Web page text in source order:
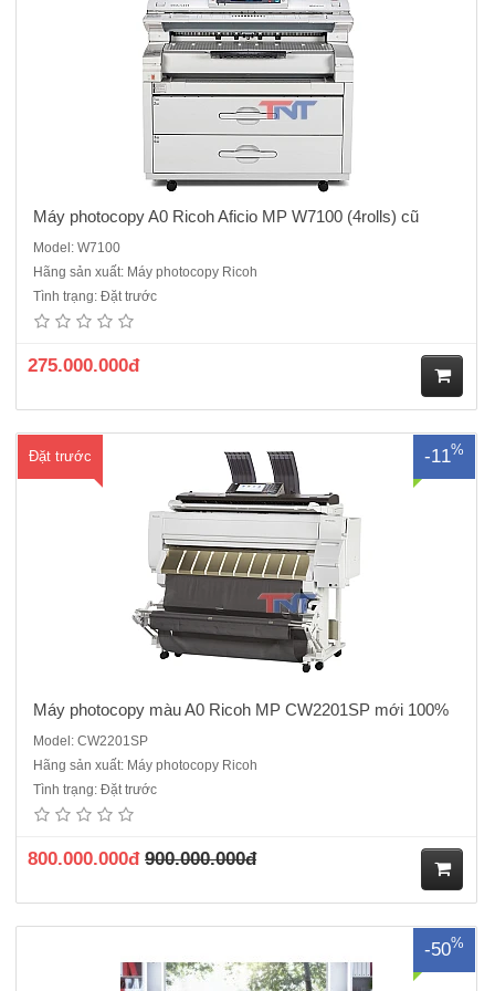
Máy photocopy A0 Ricoh Aficio MP W7100 (4rolls) cũ
Model: W7100
Hãng sản xuất: Máy photocopy Ricoh
Tình trạng: Đặt trước
275.000.000đ
ua
Đặt trước -11%
chính hãng Máy photocopy RIcoh màu A0 MP CW2201SP hướng đến
là các doanh nghiệp lớn, công ty in ấn chuyên nghiệp. MP CW2201SP
Máy photocopy màu A0 Ricoh MP CW2201SP mới 100%
Model: CW2201SP
Hãng sản xuất: Máy photocopy Ricoh
Tình trạng: Đặt trước
800.000.000đ 900.000.000đ
ua
-50%
TNT.Bạn đang tìm kiếm một giải pháp tiện lợi và tiết kiệm chi phí để sử
dụng máy photocopy chất lượng cao mà không cần phải đầu tư mua